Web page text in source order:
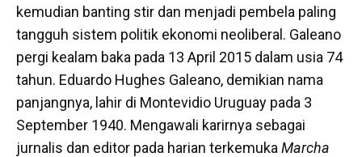
kemudian banting stir dan menjadi pembela paling
tangguh sistem politik ekonomi neoliberal. Galeano
pergi kealam baka pada 13 April 2015 dalam usia 74
tahun. Eduardo Hughes Galeano, demikian nama
panjangnya, lahir di Montevidio Uruguay pada 3
September 1940. Mengawali karirnya sebagai
jurnalis dan editor pada harian terkemuka Marcha